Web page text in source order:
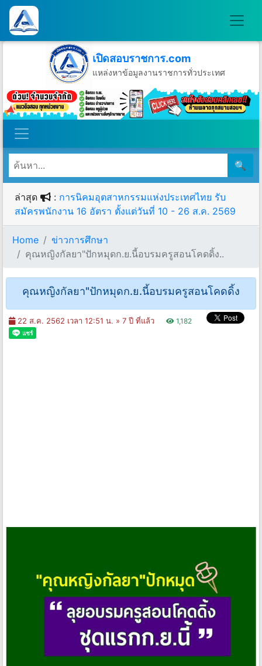
เปิดสอบราชการ.com
แหล่งหาข้อมูลงานราชการทั่วประเทศ
วันอาทิตย์ที่ 9 เดือนสิงหาคม พ.ศ.2569
🔍
ล่าสุด : การนิคมอุตสาหกรรมแห่งประเทศไทย รับ
สมัครพนักงาน 16 อัตรา ตั้งแต่วันที่ 10 - 26 ส.ค. 2569
Home
ข่าวการศึกษา
คุณหญิงกัลยา"ปักหมุดก.ย.นี้อบรมครูสอนโคดดิ้ง..
คุณหญิงกัลยา"ปักหมุดก.ย.นี้อบรมครูสอนโคดดิ้ง
22 ส.ค. 2562 เวลา 12:51 น. » 7 ปี ที่แล้ว 1,182